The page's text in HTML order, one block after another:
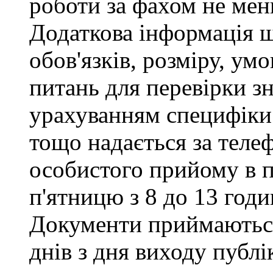
Додаткова інформація
обов'язків, розміру,
питань для перевірки
урахуванням
тощо надається за
особистого прийому в
п'ятницю з 8 до 13
Документи
днів з дня виходу